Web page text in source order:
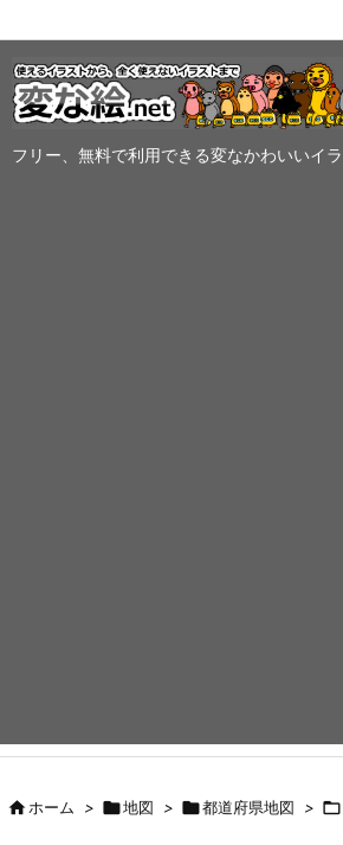
フリー、無料で利用できる変なかわいいイ
ホーム > 地図 > 都道府県地図 > 